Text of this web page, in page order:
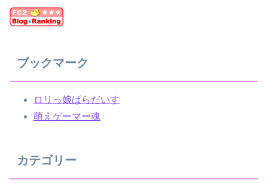
ブックマーク
ロリっ娘ぱらだいす
萌えゲーマー魂
カテゴリー